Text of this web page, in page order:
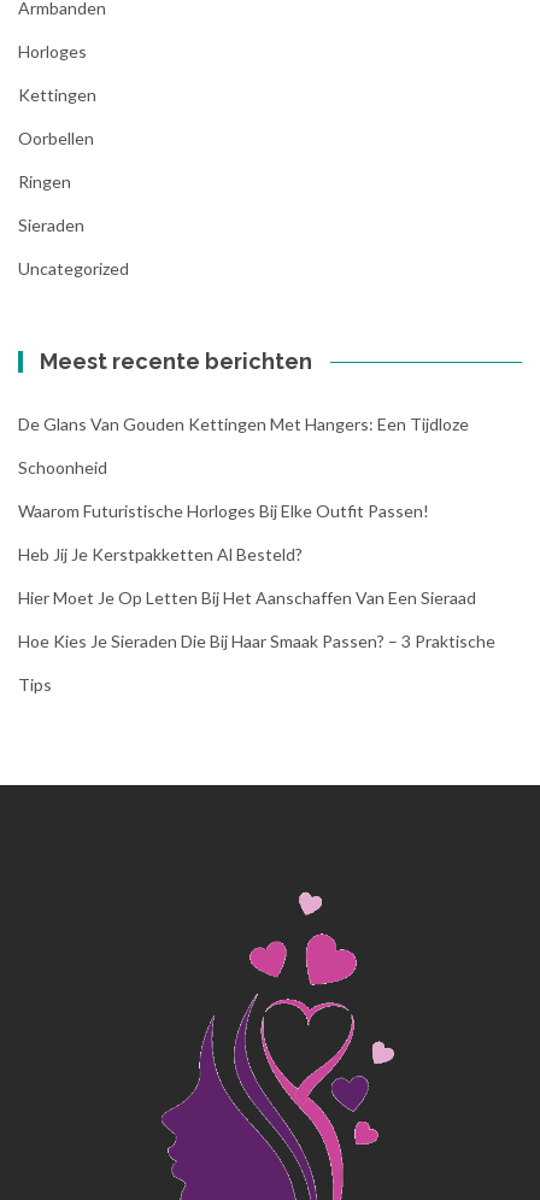
Armbanden
Horloges
Kettingen
Oorbellen
Ringen
Sieraden
Uncategorized
Meest recente berichten
De Glans Van Gouden Kettingen Met Hangers: Een Tijdloze
Schoonheid
Waarom Futuristische Horloges Bij Elke Outfit Passen!
Heb Jij Je Kerstpakketten Al Besteld?
Hier Moet Je Op Letten Bij Het Aanschaffen Van Een Sieraad
Hoe Kies Je Sieraden Die Bij Haar Smaak Passen? – 3 Praktische
Tips